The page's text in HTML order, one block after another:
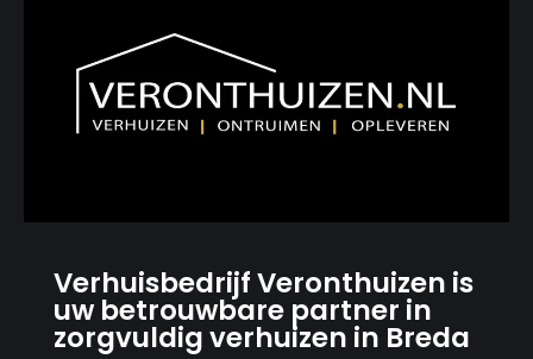
Verhuisbedrijf Veronthuizen is
uw betrouwbare partner in
zorgvuldig verhuizen in Breda